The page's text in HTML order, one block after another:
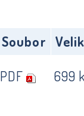
Soubor
PDF 699